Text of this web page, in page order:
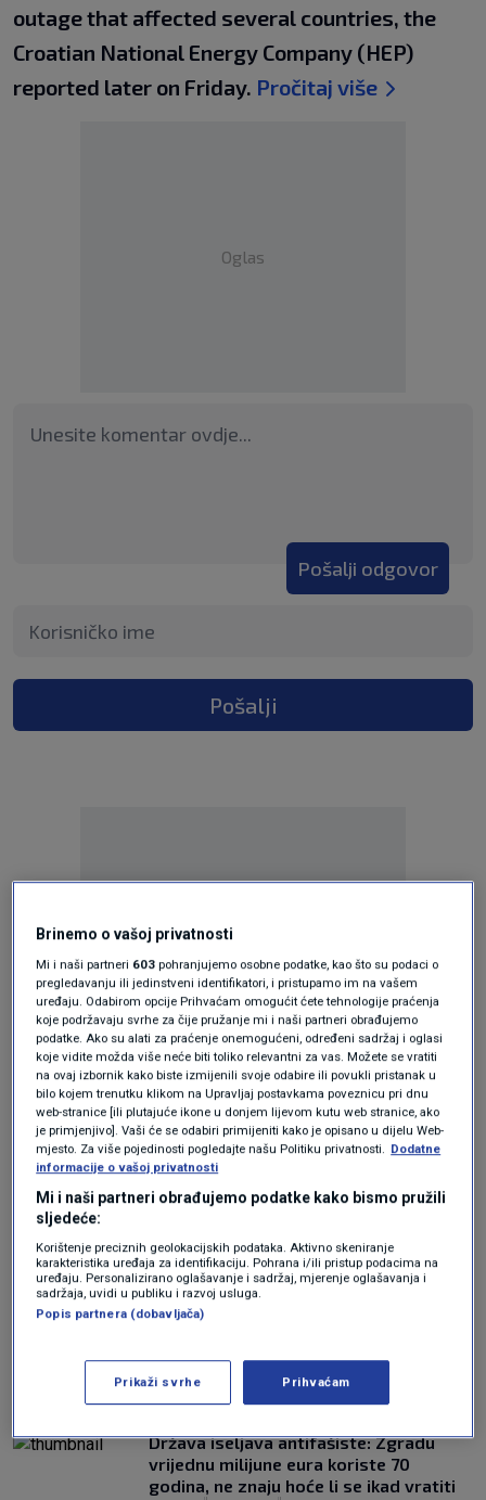
outage that affected several countries, the
Croatian National Energy Company (HEP)
reported later on Friday. Pročitaj više
Oglas
Pošalji odgovor
Pošalji
Oglas
Oglas
NAJČITANIJE
Država iseljava antifašiste: Zgradu
vrijednu milijune eura koriste 70
godina, ne znaju hoće li se ikad vratiti
Brinemo o vašoj privatnosti
Mi i naši partneri 603 pohranjujemo osobne podatke, kao što su podaci o
pregledavanju ili jedinstveni identifikatori, i pristupamo im na vašem
uređaju. Odabirom opcije Prihvaćam omogućit ćete tehnologije praćenja
koje podržavaju svrhe za čije pružanje mi i naši partneri obrađujemo
podatke. Ako su alati za praćenje onemogućeni, određeni sadržaj i oglasi
koje vidite možda više neće biti toliko relevantni za vas. Možete se vratiti
na ovaj izbornik kako biste izmijenili svoje odabire ili povukli pristanak u
bilo kojem trenutku klikom na Upravljaj postavkama poveznicu pri dnu
web-stranice [ili plutajuće ikone u donjem lijevom kutu web stranice, ako
je primjenjivo]. Vaši će se odabiri primijeniti kako je opisano u dijelu Web-
mjesto. Za više pojedinosti pogledajte našu Politiku privatnosti.
Dodatne
informacije o vašoj privatnosti
Mi i naši partneri obrađujemo podatke kako bismo pružili
sljedeće:
Korištenje preciznih geolokacijskih podataka. Aktivno skeniranje
karakteristika uređaja za identifikaciju. Pohrana i/ili pristup podacima na
uređaju. Personalizirano oglašavanje i sadržaj, mjerenje oglašavanja i
sadržaja, uvidi u publiku i razvoj usluga.
Popis partnera (dobavljača)
Prikaži svrhe Prihvaćam